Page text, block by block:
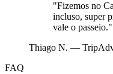
"Fizemos no
incluso, super
vale o passeio."
Thiago N. —
FAQ